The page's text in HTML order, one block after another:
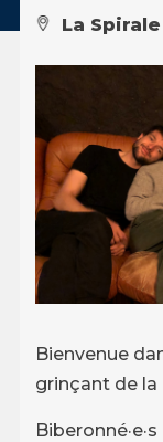
La Spirale
Bienvenue
grinçant de la